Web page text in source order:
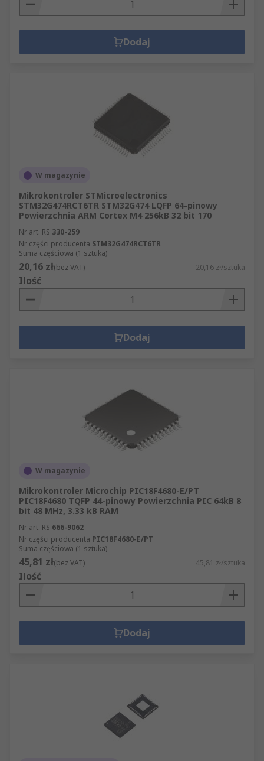
Dodaj
W magazynie
Mikrokontroler STMicroelectronics
STM32G474RCT6TR STM32G474 LQFP 64-pinowy
Powierzchnia ARM Cortex M4 256kB 32 bit 170
Nr art. RS 330-259
Nr części producenta STM32G474RCT6TR
Suma częściowa (1 sztuka)
20,16 zł(bez VAT) 20,16 zł/sztuka
Ilość
Dodaj
W magazynie
Mikrokontroler Microchip PIC18F4680-E/PT
PIC18F4680 TQFP 44-pinowy Powierzchnia PIC 64kB 8
bit 48 MHz, 3.33 kB RAM
Nr art. RS 666-9062
Nr części producenta PIC18F4680-E/PT
Suma częściowa (1 sztuka)
45,81 zł(bez VAT) 45,81 zł/sztuka
Ilość
Dodaj